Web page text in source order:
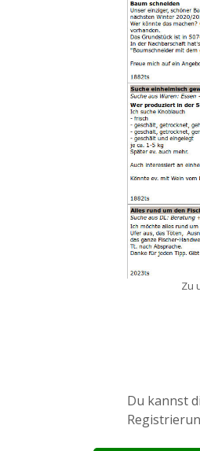
Zu
Du kannst